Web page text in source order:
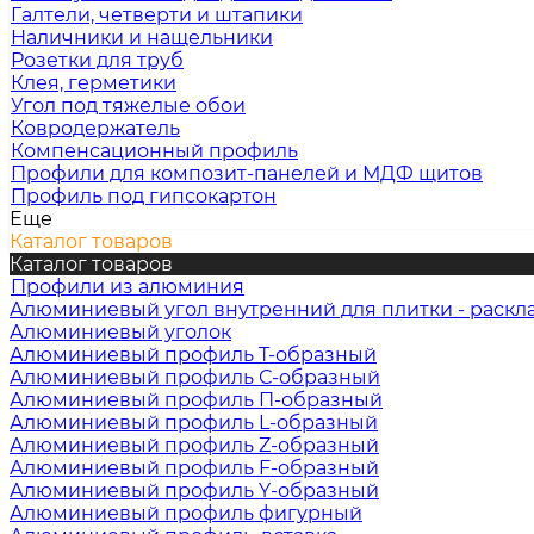
Галтели, четверти и штапики
Наличники и нащельники
Розетки для труб
Клея, герметики
Угол под тяжелые обои
Ковродержатель
Компенсационный профиль
Профили для композит-панелей и МДФ щитов
Профиль под гипсокартон
Еще
Каталог товаров
Каталог товаров
Профили из алюминия
Алюминиевый угол внутренний для плитки -
Алюминиевый уголок
Алюминиевый профиль Т-образный
Алюминиевый профиль С-образный
Алюминиевый профиль П-образный
Алюминиевый профиль L-образный
Алюминиевый профиль Z-образный
Алюминиевый профиль F-образный
Алюминиевый профиль Y-образный
Алюминиевый профиль фигурный